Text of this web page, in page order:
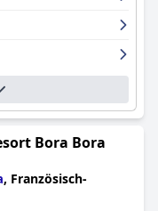
und bietet
einen
Gäste gemischte
haben, ist der
gepflegt und
warmherzig und
für Kinder wirklich
& Spasehr
auf jeden Fall wieder
Bora Bora
, Französisch-